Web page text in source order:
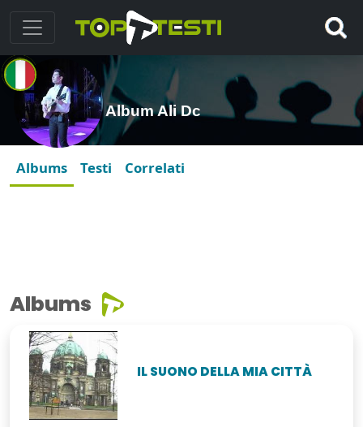
Album Ali Dc
Albums Testi Correlati
Albums
IL SUONO DELLA MIA CITTÀ